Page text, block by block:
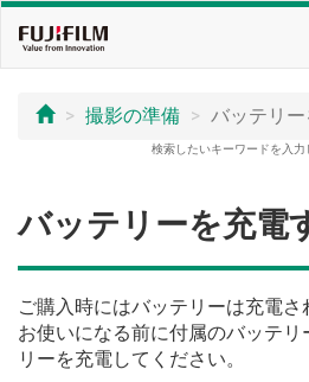
撮影の準備 バッテリ
検索したいキーワードを入力
バッテリーを充電
ご購入時にはバッテリーは充電
お使いになる前に付属のバッテ
リーを充電してください。